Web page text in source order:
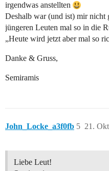
irgendwas anstellten
Deshalb war (und ist) mir nicht
jüngeren Leuten mal so in die
„Heute wird jetzt aber mal so
Danke & Gruss,
Semiramis
John_Locke_a3f0fb 21.
5
Liebe Leut!